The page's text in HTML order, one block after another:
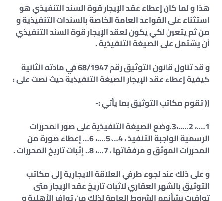
هذا و لما كان إعطاء عقد الإيجار قوة السند التنفيذي هو
استثناء على القواعد العامة الخاصة بالسندات التنفيذية و
من ثم يتعين لكي يكون لعقد الإيجار قوة السند التنفيذي
أن يشتمل على الصيغة التنفيذية .
و قد تناول قانون التوثيق رقم 68/1947 في مادته الثانية
كيفية إعطاء عقد الإيجار الصيغة التنفيذية حيث نصت على :
(( تقوم مكاتب التوثيق بما يأتي :-
1….، 2…..،3.وضع الصيغة التنفيذية على صور المحررات
الرسمية الواجبة التنفيذ ، 4…،5….، 6… إعطاء صورة من
المحررات الموثق و مرفقاتها ، 7…، 8.. إثبات تاريخ المحررات .
و على ذلك عند لجوء طرفي العلاقة الايجارية إلى مكاتب
التوثيق بالشهر العقاري لاثبات تاريخ عقد الإيجار متى
توافرت بشأنهم الشروط العامة لذلك من توافر الأهلية و